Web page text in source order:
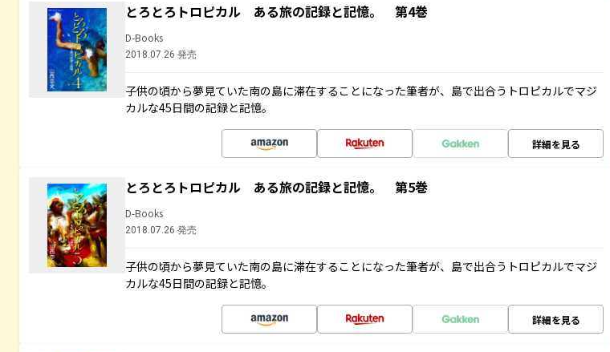
とろとろトロピカル ある旅の記録と記憶。 第4巻
D-Books
2018.07.26 発売
子供の頃から夢見ていた南の島に滞在することになった筆者が、島で出合うトロピカルでマジ
カルな45日間の記録と記憶。
詳細を見る
とろとろトロピカル ある旅の記録と記憶。 第5巻
D-Books
2018.07.26 発売
子供の頃から夢見ていた南の島に滞在することになった筆者が、島で出合うトロピカルでマジ
カルな45日間の記録と記憶。
詳細を見る